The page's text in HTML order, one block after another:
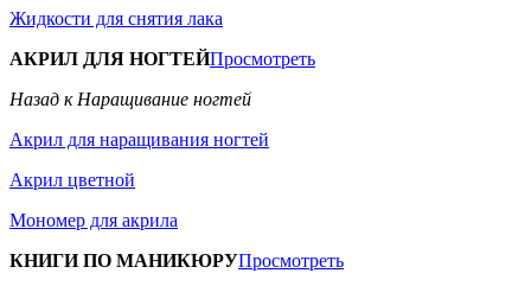
Жидкости для снятия лака
АКРИЛ ДЛЯ НОГТЕЙПросмотреть
Назад к Наращивание ногтей
Акрил для наращивания ногтей
Акрил цветной
Мономер для акрила
КНИГИ ПО МАНИКЮРУПросмотреть